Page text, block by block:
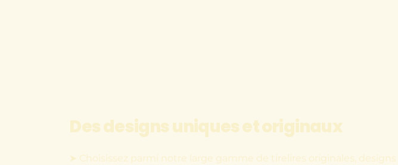
Des designs uniques et originaux
➤ Choisissez parmi notre large gamme de tirelires originales, designs